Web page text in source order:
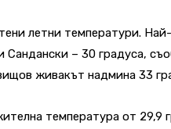
летни температури.
Сандански – 30 градуса,
живакът надмина 33
температура от 29,9